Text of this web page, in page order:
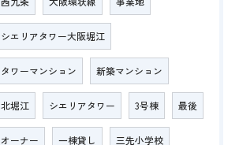
シエリアタワー大阪堀江
タワーマンション 新築マンション
北堀江 シエリアタワー 3号棟 最後
オーナー 一棟貸し 三先小学校